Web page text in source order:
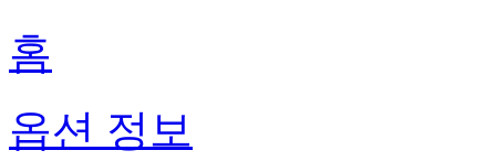
홈
옵션 정보